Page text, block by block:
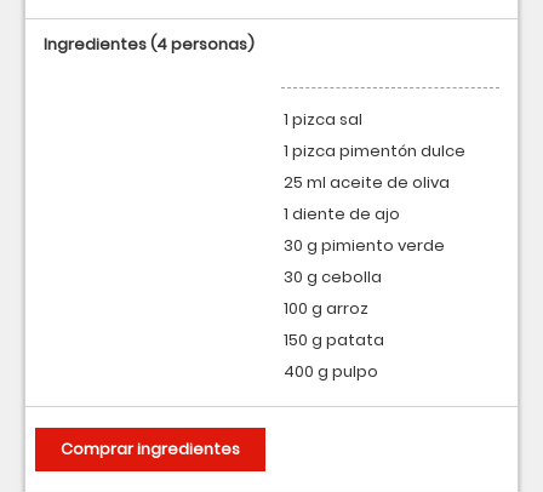
Ingredientes(4 personas)
1 pizca sal
1 pizca pimentón dulce
25 ml aceite de oliva
1 diente de ajo
30 g pimiento verde
30 g cebolla
100 g arroz
150 g patata
400 g pulpo
Comprar ingredientes